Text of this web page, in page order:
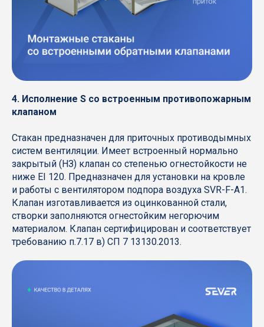
4. Исполнение S со встроенным противопожарным
клапаном
Стакан предназначен для приточных противодымных
систем вентиляции. Имеет встроенный нормально
закрытый (НЗ) клапан со степенью огнестойкости не
ниже EI 120. Предназначен для установки на кровле
и работы с вентилятором подпора воздуха SVR-F-A1.
Клапан изготавливается из оцинкованной стали,
створки заполняются огнестойким негорючим
материалом. Клапан сертифицирован и соответствует
требованию п.7.17 в) СП 7 13130.2013.